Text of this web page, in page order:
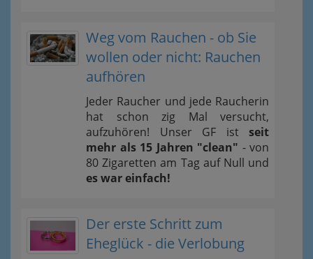
Weg vom Rauchen - ob Sie
wollen oder nicht: Rauchen
aufhören
Jeder Raucher und jede Raucherin
hat schon zig Mal versucht,
aufzuhören! Unser GF ist seit
mehr als 15 Jahren "clean" - von
80 Zigaretten am Tag auf Null und
es war einfach!
Der erste Schritt zum
Eheglück - die Verlobung